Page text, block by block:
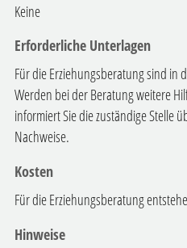
Keine
Erforderliche Unterlagen
Für die Erziehungsberatung sind in
Werden bei der Beratung weitere
informiert Sie die zuständige Stelle
Nachweise.
Kosten
Für die Erziehungsberatung
Hinweise